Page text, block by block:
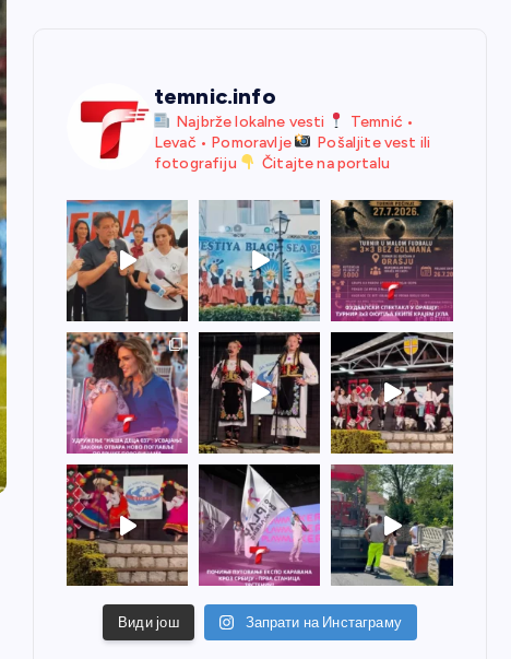
temnic.info
Najbrže lokalne vesti
Temnić •
Levač • Pomoravlje
Pošaljite vest ili
fotografiju
Čitajte na portalu
Види још Запрати на Инстаграму